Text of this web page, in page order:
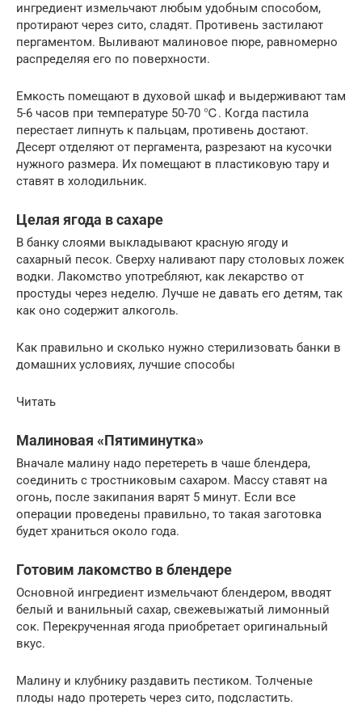
ингредиент измельчают любым удобным способом,
протирают через сито, сладят. Противень застилают
пергаментом. Выливают малиновое пюре, равномерно
распределяя его по поверхности.
Емкость помещают в духовой шкаф и выдерживают там
5-6 часов при температуре 50-70 ℃. Когда пастила
перестает липнуть к пальцам, противень достают.
Десерт отделяют от пергамента, разрезают на кусочки
нужного размера. Их помещают в пластиковую тару и
ставят в холодильник.
Целая ягода в сахаре
В банку слоями выкладывают красную ягоду и
сахарный песок. Сверху наливают пару столовых ложек
водки. Лакомство употребляют, как лекарство от
простуды через неделю. Лучше не давать его детям, так
как оно содержит алкоголь.
Как правильно и сколько нужно стерилизовать банки в
домашних условиях, лучшие способы
Читать
Малиновая «Пятиминутка»
Вначале малину надо перетереть в чаше блендера,
соединить с тростниковым сахаром. Массу ставят на
огонь, после закипания варят 5 минут. Если все
операции проведены правильно, то такая заготовка
будет храниться около года.
Готовим лакомство в блендере
Основной ингредиент измельчают блендером, вводят
белый и ванильный сахар, свежевыжатый лимонный
сок. Перекрученная ягода приобретает оригинальный
вкус.
Малину и клубнику раздавить пестиком. Толченые
плоды надо протереть через сито, подсластить.